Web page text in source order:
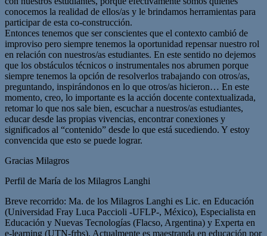
conocemos la realidad de ellos/as y le brindamos herramientas para
participar de esta co-construcción.
Entonces tenemos que ser conscientes que el contexto cambió de
improviso pero siempre tenemos la oportunidad repensar nuestro rol
en relación con nuestros/as estudiantes. En este sentido no dejemos
que los obstáculos técnicos o instrumentales nos abrumen porque
siempre tenemos la opción de resolverlos trabajando con otros/as,
preguntando, inspirándonos en lo que otros/as hicieron… En este
momento, creo, lo importante es la acción docente contextualizada,
retomar lo que nos sale bien, escuchar a nuestros/as estudiantes,
educar desde las propias vivencias, encontrar conexiones y
significados al “contenido” desde lo que está sucediendo. Y estoy
convencida que esto se puede lograr.
Gracias Milagros
Perfil de María de los Milagros Langhi
Breve recorrido: Ma. de los Milagros Langhi es Lic. en Educación
(Universidad Fray Luca Paccioli -UFLP-, México), Especialista en
Educación y Nuevas Tecnologías (Flacso, Argentina) y Experta en
e-learning (UTN-frbs). Actualmente es maestranda en educación por